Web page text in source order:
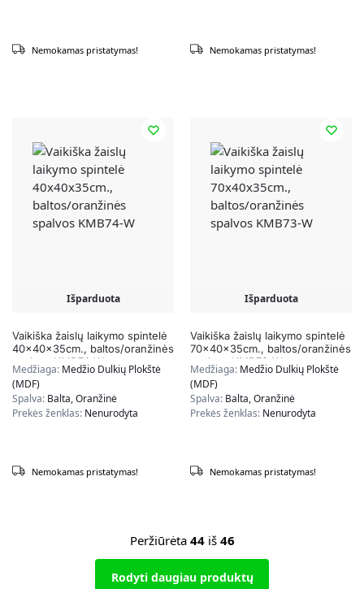
Nemokamas pristatymas! Nemokamas pristatymas!
Išparduota
Vaikiška žaislų laikymo spintelė
40x40x35cm., baltos/oranžinės
spalvos KMB74-W
Medžiaga: Medžio Dulkių Plokštė
(MDF)
Spalva: Balta, Oranžinė
Prekės ženklas: Nenurodyta
Nemokamas pristatymas!
Išparduota
Vaikiška žaislų laikymo spintelė
70x40x35cm., baltos/oranžinės
spalvos KMB73-W
Medžiaga: Medžio Dulkių Plokštė
(MDF)
Spalva: Balta, Oranžinė
Prekės ženklas: Nenurodyta
Nemokamas pristatymas!
Peržiūrėta 44iš 46
Rodyti daugiau produktų